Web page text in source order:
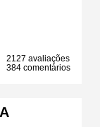
2127 avaliações
384 comentários